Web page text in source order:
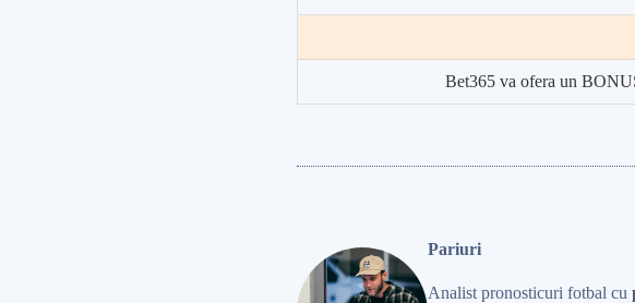
Bet365 va ofera un
Pariuri
Analist pronosticuri fotbal cu